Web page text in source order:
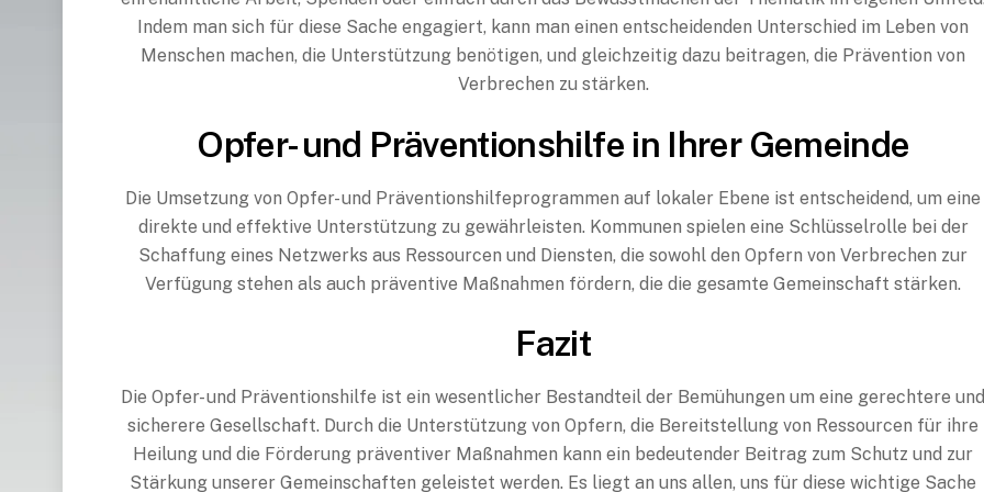
Indem man sich für diese Sache engagiert, kann man einen entscheidenden Unterschied im Leben von
Menschen machen, die Unterstützung benötigen, und gleichzeitig dazu beitragen, die Prävention von
Verbrechen zu stärken.
Opfer- und Präventionshilfe in Ihrer Gemeinde
Die Umsetzung von Opfer- und Präventionshilfeprogrammen auf lokaler Ebene ist entscheidend, um eine
direkte und effektive Unterstützung zu gewährleisten. Kommunen spielen eine Schlüsselrolle bei der
Schaffung eines Netzwerks aus Ressourcen und Diensten, die sowohl den Opfern von Verbrechen zur
Verfügung stehen als auch präventive Maßnahmen fördern, die die gesamte Gemeinschaft stärken.
Fazit
Die Opfer- und Präventionshilfe ist ein wesentlicher Bestandteil der Bemühungen um eine gerechtere
sicherere Gesellschaft. Durch die Unterstützung von Opfern, die Bereitstellung von Ressourcen für ihre
Heilung und die Förderung präventiver Maßnahmen kann ein bedeutender Beitrag zum Schutz und zur
Stärkung unserer Gemeinschaften geleistet werden. Es liegt an uns allen, uns für diese wichtige Sache